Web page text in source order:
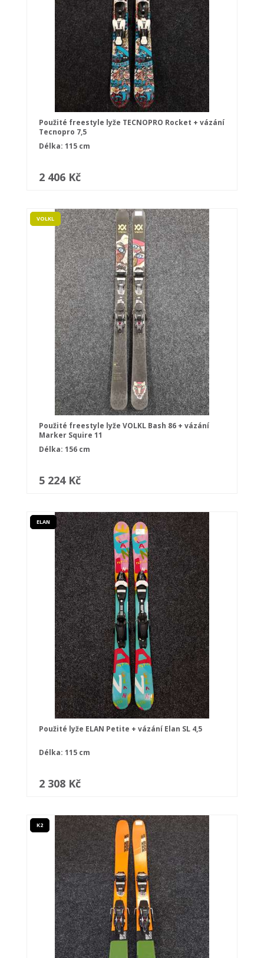
Použité freestyle lyže TECNOPRO Rocket + vázání
Tecnopro 7,5
Délka: 115 cm
2 406 Kč
VOLKL
Použité freestyle lyže VOLKL Bash 86 + vázání
Marker Squire 11
Délka: 156 cm
5 224 Kč
ELAN
Použité lyže ELAN Petite + vázání Elan SL 4,5
Délka: 115 cm
2 308 Kč
K2